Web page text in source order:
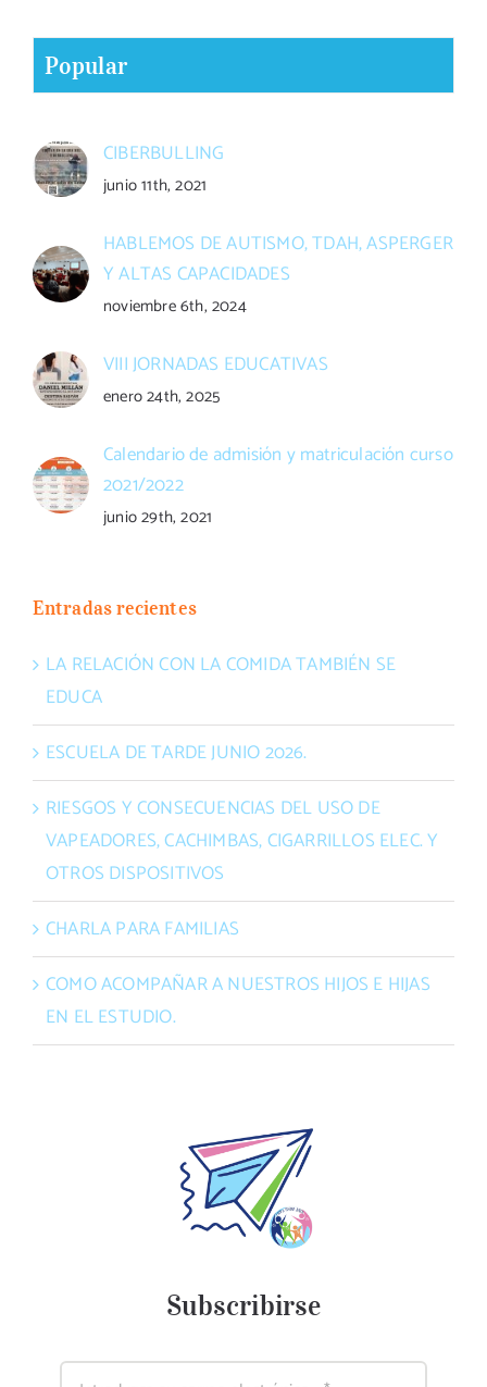
Popular
CIBERBULLING
junio 11th, 2021
HABLEMOS DE AUTISMO, TDAH, ASPERGER
Y ALTAS CAPACIDADES
noviembre 6th, 2024
VIII JORNADAS EDUCATIVAS
enero 24th, 2025
Calendario de admisión y matriculación curso
2021/2022
junio 29th, 2021
Entradas recientes
LA RELACIÓN CON LA COMIDA TAMBIÉN SE
EDUCA
ESCUELA DE TARDE JUNIO 2026.
RIESGOS Y CONSECUENCIAS DEL USO DE
VAPEADORES, CACHIMBAS, CIGARRILLOS ELEC. Y
OTROS DISPOSITIVOS
CHARLA PARA FAMILIAS
COMO ACOMPAÑAR A NUESTROS HIJOS E HIJAS
EN EL ESTUDIO.
Subscribirse